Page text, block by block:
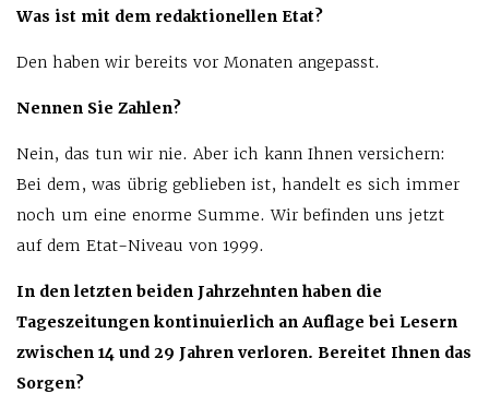
Was ist mit dem redaktionellen Etat?
Den haben wir bereits vor Monaten angepasst.
Nennen Sie Zahlen?
Nein, das tun wir nie. Aber ich kann Ihnen versichern:
Bei dem, was übrig geblieben ist, handelt es sich immer
noch um eine enorme Summe. Wir befinden uns jetzt
auf dem Etat-Niveau von 1999.
In den letzten beiden Jahrzehnten haben die
Tageszeitungen kontinuierlich an Auflage bei Lesern
zwischen 14 und 29 Jahren verloren. Bereitet Ihnen das
Sorgen?